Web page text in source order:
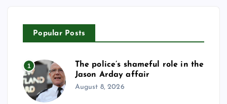
Popular Posts
1
The police’s shameful role in the
Jason Arday affair
August 8, 2026